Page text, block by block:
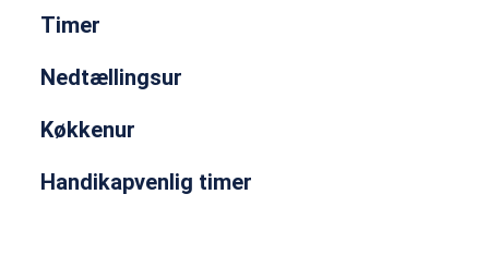
Timer
Nedtællingsur
Køkkenur
Handikapvenlig timer